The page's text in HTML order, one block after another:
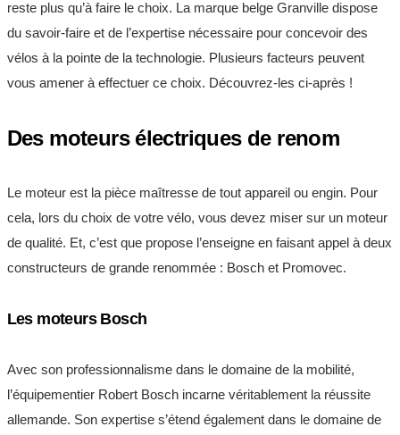
reste plus qu’à faire le choix. La marque belge Granville dispose
du savoir-faire et de l’expertise nécessaire pour concevoir des
vélos à la pointe de la technologie. Plusieurs facteurs peuvent
vous amener à effectuer ce choix. Découvrez-les ci-après !
Des moteurs électriques de renom
Le moteur est la pièce maîtresse de tout appareil ou engin. Pour
cela, lors du choix de votre vélo, vous devez miser sur un moteur
de qualité. Et, c’est que propose l’enseigne en faisant appel à deux
constructeurs de grande renommée : Bosch et Promovec.
Les moteurs Bosch
Avec son professionnalisme dans le domaine de la mobilité,
l’équipementier Robert Bosch incarne véritablement la réussite
allemande. Son expertise s’étend également dans le domaine de